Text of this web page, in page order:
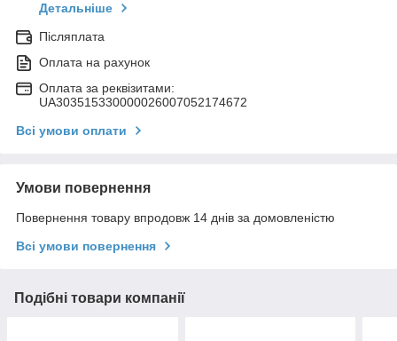
Детальніше
Післяплата
Оплата на рахунок
Оплата за реквізитами:
UA303515330000026007052174672
Всі умови оплати
Умови повернення
Повернення товару впродовж 14 днів за домовленістю
Всі умови повернення
Подібні товари компанії